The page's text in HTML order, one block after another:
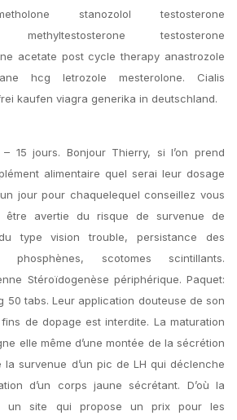
stanozolol testosterone
methyltestosterone testosterone
acetate post cycle therapy anastrozole
hcg letrozole mesterolone. Cialis
kaufen viagra generika in deutschland.
15 jours. Bonjour Thierry, si l’on prend
alimentaire quel serai leur dosage
jour pour chaquelequel conseillez vous
être avertie du risque de survenue de
type vision trouble, persistance des
phosphènes, scotomes scintillants.
Stéroïdogenèse périphérique. Paquet:
50 tabs. Leur application douteuse de son
de dopage est interdite. La maturation
elle même d’une montée de la sécrétion
la survenue d’un pic de LH qui déclenche
d’un corps jaune sécrétant. D’où la
un site qui propose un prix pour les